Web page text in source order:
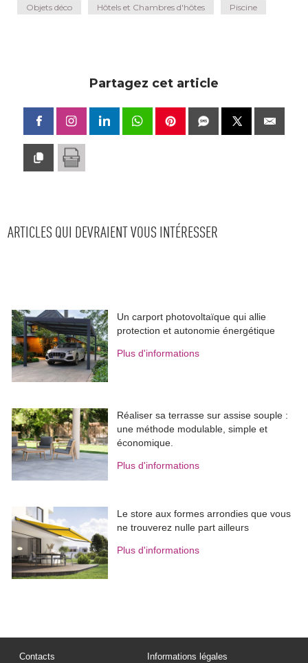
Objets déco Hôtels et Chambres d'hôtes Piscine
Partagez cet article
ARTICLES QUI DEVRAIENT VOUS INTÉRESSER
Un carport photovoltaïque qui allie
protection et autonomie énergétique
Plus d'informations
Réaliser sa terrasse sur assise souple :
une méthode modulable, simple et
économique.
Plus d'informations
Le store aux formes arrondies que vous
ne trouverez nulle part ailleurs
Plus d'informations
Contacts Informations légales